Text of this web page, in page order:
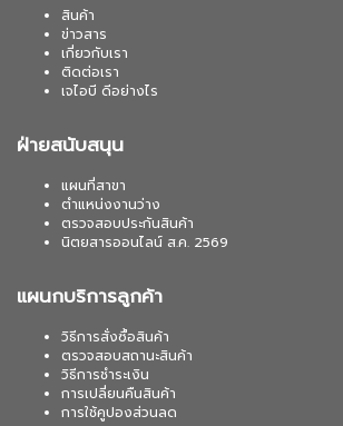
สินค้า
ข่าวสาร
เกี่ยวกับเรา
ติดต่อเรา
เจไอบี ดีอย่างไร
ฝ่ายสนับสนุน
แผนที่สาขา
ตำแหน่งงานว่าง
ตรวจสอบประกันสินค้า
นิตยสารออนไลน์ ส.ค. 2569
แผนกบริการลูกค้า
วิธีการสั่งซื้อสินค้า
ตรวจสอบสถานะสินค้า
วิธีการชำระเงิน
การเปลี่ยนคืนสินค้า
การใช้คูปองส่วนลด